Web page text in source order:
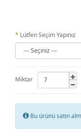
Lütfen Seçim Yapınız
Miktar
Bu ürünü satın